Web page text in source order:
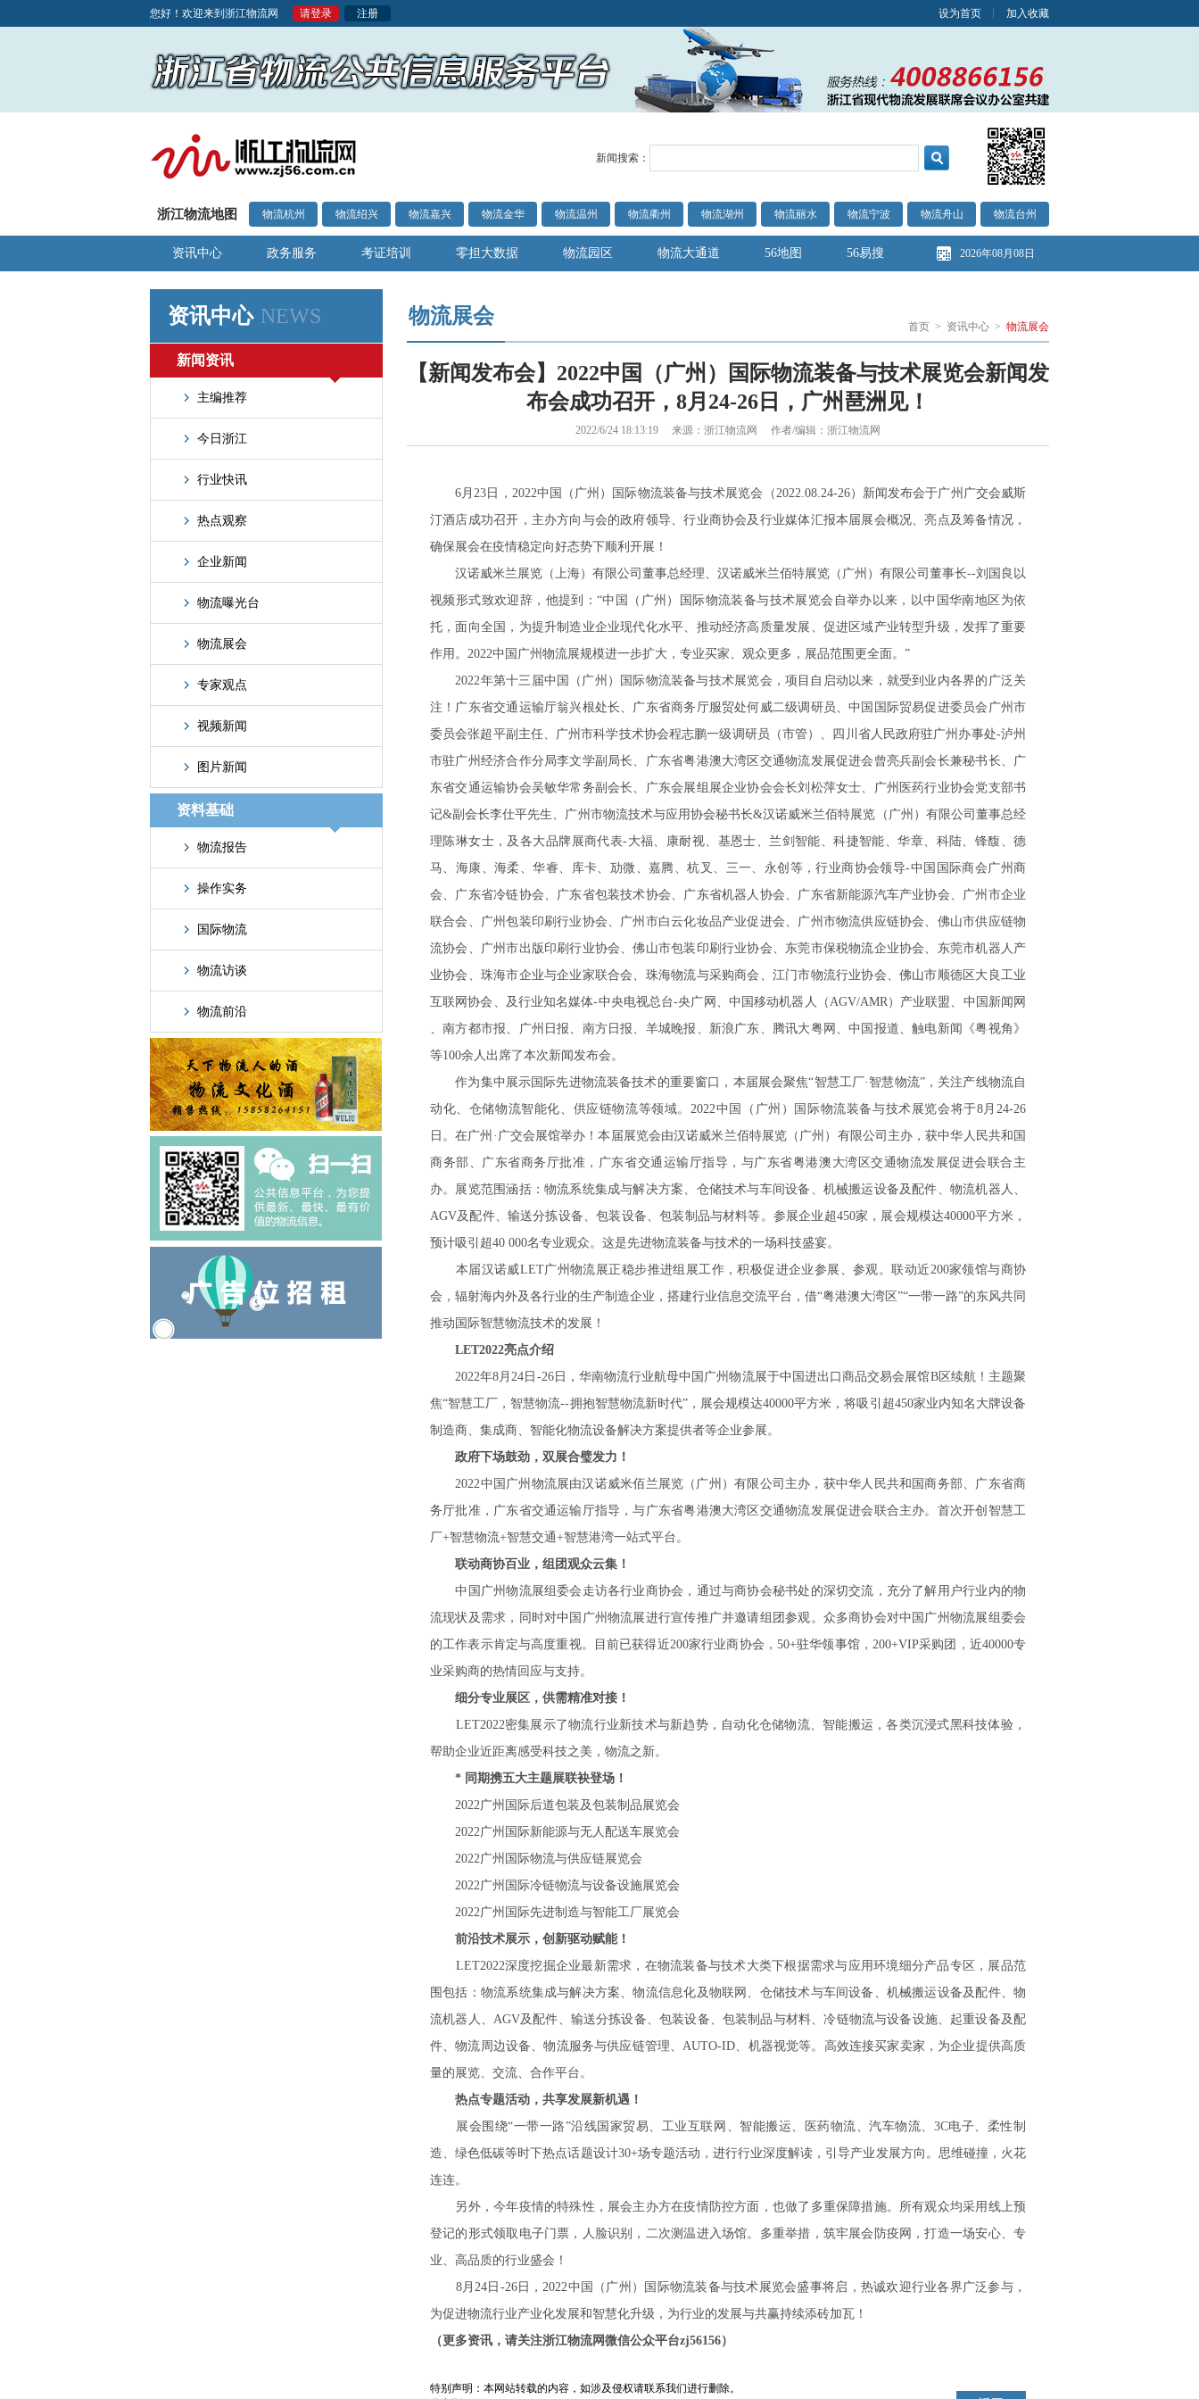
您好！欢迎来到浙江物流网 请登录 注册 设为首页 加入收藏
新闻搜索：
浙江物流地图 物流杭州 物流绍兴 物流嘉兴 物流金华 物流温州 物流衢州 物流湖州 物流丽水 物流宁波 物流舟山 物流台州
资讯中心 政务服务 考证培训 零担大数据 物流园区 物流大通道 56地图 56易搜 2026年08月08日
资讯中心 NEWS
新闻资讯
主编推荐
今日浙江
行业快讯
热点观察
企业新闻
物流曝光台
物流展会
专家观点
视频新闻
图片新闻
资料基础
物流报告
操作实务
国际物流
物流访谈
物流前沿
物流展会 首页 > 资讯中心 > 物流展会
【新闻发布会】2022中国（广州）国际物流装备与技术展览会新闻发
布会成功召开，8月24-26日，广州琶洲见！
2022/6/24 18:13:19 来源：浙江物流网 作者/编辑：浙江物流网
6月23日，2022中国（广州）国际物流装备与技术展览会（2022.08.24-26）新闻发布会于广州广交会威斯
汀酒店成功召开，主办方向与会的政府领导、行业商协会及行业媒体汇报本届展会概况、亮点及筹备情况，
确保展会在疫情稳定向好态势下顺利开展！
汉诺威米兰展览（上海）有限公司董事总经理、汉诺威米兰佰特展览（广州）有限公司董事长--刘国良以
视频形式致欢迎辞，他提到：“中国（广州）国际物流装备与技术展览会自举办以来，以中国华南地区为依
托，面向全国，为提升制造业企业现代化水平、推动经济高质量发展、促进区域产业转型升级，发挥了重要
作用。2022中国广州物流展规模进一步扩大，专业买家、观众更多，展品范围更全面。”
2022年第十三届中国（广州）国际物流装备与技术展览会，项目自启动以来，就受到业内各界的广泛关
注！广东省交通运输厅翁兴根处长、广东省商务厅服贸处何威二级调研员、中国国际贸易促进委员会广州市
委员会张超平副主任、广州市科学技术协会程志鹏一级调研员（市管）、四川省人民政府驻广州办事处-泸州
市驻广州经济合作分局李文学副局长、广东省粤港澳大湾区交通物流发展促进会曾亮兵副会长兼秘书长、广
东省交通运输协会吴敏华常务副会长、广东会展组展企业协会会长刘松萍女士、广州医药行业协会党支部书
记&副会长李仕平先生、广州市物流技术与应用协会秘书长&汉诺威米兰佰特展览（广州）有限公司董事总经
理陈琳女士，及各大品牌展商代表-大福、康耐视、基恩士、兰剑智能、科捷智能、华章、科陆、锋馥、德
马、海康、海柔、华睿、库卡、劢微、嘉腾、杭叉、三一、永创等，行业商协会领导-中国国际商会广州商
会、广东省冷链协会、广东省包装技术协会、广东省机器人协会、广东省新能源汽车产业协会、广州市企业
联合会、广州包装印刷行业协会、广州市白云化妆品产业促进会、广州市物流供应链协会、佛山市供应链物
流协会、广州市出版印刷行业协会、佛山市包装印刷行业协会、东莞市保税物流企业协会、东莞市机器人产
业协会、珠海市企业与企业家联合会、珠海物流与采购商会、江门市物流行业协会、佛山市顺德区大良工业
互联网协会、及行业知名媒体-中央电视总台-央广网、中国移动机器人（AGV/AMR）产业联盟、中国新闻网
、南方都市报、广州日报、南方日报、羊城晚报、新浪广东、腾讯大粤网、中国报道、触电新闻《粤视角》
等100余人出席了本次新闻发布会。
作为集中展示国际先进物流装备技术的重要窗口，本届展会聚焦“智慧工厂·智慧物流”，关注产线物流自
动化、仓储物流智能化、供应链物流等领域。2022中国（广州）国际物流装备与技术展览会将于8月24-26
日。在广州·广交会展馆举办！本届展览会由汉诺威米兰佰特展览（广州）有限公司主办，获中华人民共和国
商务部、广东省商务厅批准，广东省交通运输厅指导，与广东省粤港澳大湾区交通物流发展促进会联合主
办。展览范围涵括：物流系统集成与解决方案、仓储技术与车间设备、机械搬运设备及配件、物流机器人、
AGV及配件、输送分拣设备、包装设备、包装制品与材料等。参展企业超450家，展会规模达40000平方米，
预计吸引超40 000名专业观众。这是先进物流装备与技术的一场科技盛宴。
本届汉诺威LET广州物流展正稳步推进组展工作，积极促进企业参展、参观。联动近200家领馆与商协
会，辐射海内外及各行业的生产制造企业，搭建行业信息交流平台，借“粤港澳大湾区”“一带一路”的东风共同
推动国际智慧物流技术的发展！
LET2022亮点介绍
2022年8月24日-26日，华南物流行业航母中国广州物流展于中国进出口商品交易会展馆B区续航！主题聚
焦“智慧工厂，智慧物流--拥抱智慧物流新时代”，展会规模达40000平方米，将吸引超450家业内知名大牌设备
制造商、集成商、智能化物流设备解决方案提供者等企业参展。
政府下场鼓劲，双展合璧发力！
2022中国广州物流展由汉诺威米佰兰展览（广州）有限公司主办，获中华人民共和国商务部、广东省商
务厅批准，广东省交通运输厅指导，与广东省粤港澳大湾区交通物流发展促进会联合主办。首次开创智慧工
厂+智慧物流+智慧交通+智慧港湾一站式平台。
联动商协百业，组团观众云集！
中国广州物流展组委会走访各行业商协会，通过与商协会秘书处的深切交流，充分了解用户行业内的物
流现状及需求，同时对中国广州物流展进行宣传推广并邀请组团参观。众多商协会对中国广州物流展组委会
的工作表示肯定与高度重视。目前已获得近200家行业商协会，50+驻华领事馆，200+VIP采购团，近40000专
业采购商的热情回应与支持。
细分专业展区，供需精准对接！
LET2022密集展示了物流行业新技术与新趋势，自动化仓储物流、智能搬运，各类沉浸式黑科技体验，
帮助企业近距离感受科技之美，物流之新。
* 同期携五大主题展联袂登场！
2022广州国际后道包装及包装制品展览会
2022广州国际新能源与无人配送车展览会
2022广州国际物流与供应链展览会
2022广州国际冷链物流与设备设施展览会
2022广州国际先进制造与智能工厂展览会
前沿技术展示，创新驱动赋能！
LET2022深度挖掘企业最新需求，在物流装备与技术大类下根据需求与应用环境细分产品专区，展品范
围包括：物流系统集成与解决方案、物流信息化及物联网、仓储技术与车间设备、机械搬运设备及配件、物
流机器人、AGV及配件、输送分拣设备、包装设备、包装制品与材料、冷链物流与设备设施、起重设备及配
件、物流周边设备、物流服务与供应链管理、AUTO-ID、机器视觉等。高效连接买家卖家，为企业提供高质
量的展览、交流、合作平台。
热点专题活动，共享发展新机遇！
展会围绕“一带一路”沿线国家贸易、工业互联网、智能搬运、医药物流、汽车物流、3C电子、柔性制
造、绿色低碳等时下热点话题设计30+场专题活动，进行行业深度解读，引导产业发展方向。思维碰撞，火花
连连。
另外，今年疫情的特殊性，展会主办方在疫情防控方面，也做了多重保障措施。所有观众均采用线上预
登记的形式领取电子门票，人脸识别，二次测温进入场馆。多重举措，筑牢展会防疫网，打造一场安心、专
业、高品质的行业盛会！
8月24日-26日，2022中国（广州）国际物流装备与技术展览会盛事将启，热诚欢迎行业各界广泛参与，
为促进物流行业产业化发展和智慧化升级，为行业的发展与共赢持续添砖加瓦！
（更多资讯，请关注浙江物流网微信公众平台zj56156）
特别声明：本网站转载的内容，如涉及侵权请联系我们进行删除。